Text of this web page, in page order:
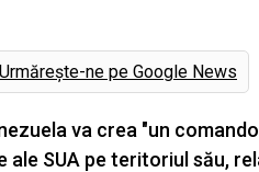
Urmărește-ne pe Google News
va crea "un
SUA pe teritoriul său,